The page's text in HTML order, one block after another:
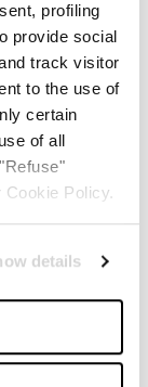
profiling
provide social
track visitor
to the use of
certain
of all
Cookie Policy.
details
4, 2024
moda e
uno stile
28, 2024
la magia